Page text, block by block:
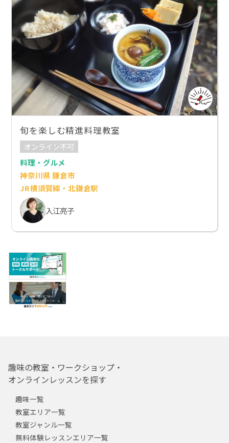
旬を楽しむ精進料理教室
オンライン不可
料理・グルメ
神奈川県 鎌倉市
JR横須賀線・北鎌倉駅
入江亮子
趣味の教室・ワークショップ・
オンラインレッスンを探す
趣味一覧
教室エリア一覧
教室ジャンル一覧
無料体験レッスンエリア一覧